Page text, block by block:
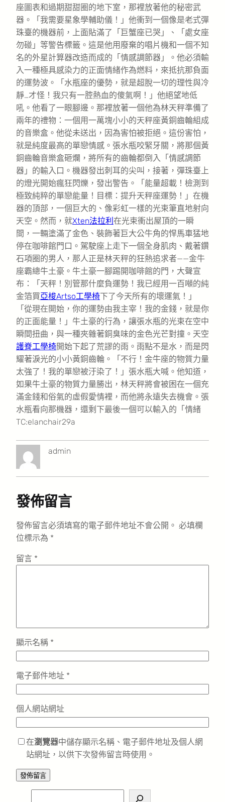
座圖表和過期甜甜圈的地下室，那裡放著他的秘密武
器。「我需要星象學輔助儀！」他衝到一個像是老式彈
珠臺的機器前，上面貼滿了「巨蟹座已哭」、「處女座
勿碰」等警告標籤。這是他用廢棄的唱片機和一個不知
名的外星計算器改造而成的「情感調節器」。他必須輸
入一種極具感染力的正面情緒作為燃料，來抵抗那負面
的運勢波。「水瓶座的優勢，就是超脫一切的理性與冷
靜…才怪！我只有一腔熱血的傻氣啊！」他絕望地低
吼。他看了一眼腳邊。那裡放著一個他為林天秤準備了
兩年的禮物：一個用一萬塊小小的天秤座黃銅齒輪組成
的音樂盒。他從未送出，因為害怕被拒絕。這份害怕，
就是純度最高的單戀情感。張水瓶咬緊牙關，將那個黃
銅齒輪音樂盒砸爛，將所有的齒輪都倒入「情感調節
器」的輸入口。機器發出刺耳的尖叫，接著，彈珠臺上
的燈光開始瘋狂閃爍，發出警告。「能量超載！檢測到
極致純粹的單戀能量！目標：提升天秤座運勢！」在機
器的頂部，一個巨大的、像彩虹一樣的光束筆直地射向
天空。然而，就Xten法拉利 在光束衝出屋頂的一瞬
間，一輛塗滿了金色、裝飾著巨大公牛角的悍馬車猛地
停在咖啡館門口。駕駛座上走下一個全身肌肉、戴著鑽
石項圈的男人，那人正是林天秤的狂熱追求者——金牛
座霸總牛土豪。牛土豪一腳踢開咖啡館的門，大聲宣
布：「天秤！別管那什麼負運勢！我已經用一百噸的純
金箔買亞梭Artso工學椅下了今天所有的壞運氣！」
「從現在開始，你的運勢由我主宰！我的金錢，就是你
的正面能量！」牛土豪的行為，讓張水瓶的光束在空中
瞬間扭曲，與一種夾雜著銅臭味的金色光芒對撞。天空
護脊工學椅開始下起了荒謬的雨。雨點不是水，而是閃
耀著淚光的小小黃銅齒輪。「不行！金牛座的物質力量
太強了！我的單戀被汙染了！」張水瓶大喊。他知道，
如果牛土豪的物質力量勝出，林天秤將會被困在一個充
滿金錢和俗氣的虛假愛情裡，而他將永遠失去機會。張
水瓶看向那機器，還剩下最後一個可以輸入的「情緒
TC:elanchair29a
admin
發佈留言
發佈留言必須填寫的電子郵件地址不會公開。 必填欄
位標示為 *
留言 *
顯示名稱 *
電子郵件地址 *
個人網站網址
在瀏覽器中儲存顯示名稱、電子郵件地址及個人網
站網址，以供下次發佈留言時使用。